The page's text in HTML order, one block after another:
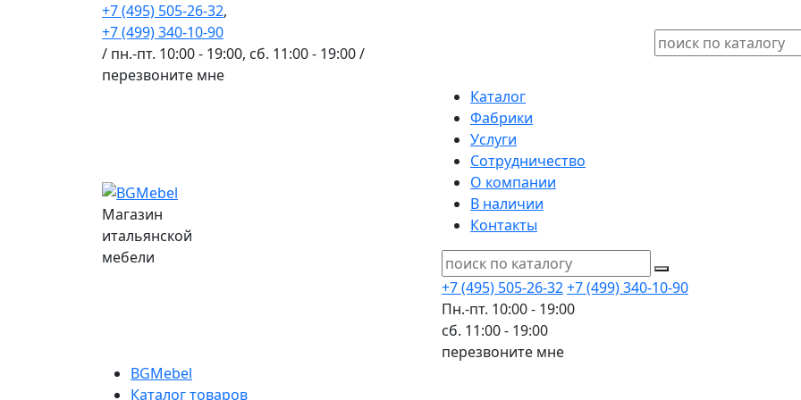
+7 (495) 505-26-32,
+7 (499) 340-10-90
/ пн.-пт. 10:00 - 19:00, сб. 11:00 - 19:00 /
перезвоните мне
Магазин
итальянской
мебели
Каталог
Фабрики
Услуги
Сотрудничество
О компании
В наличии
Контакты
+7 (495) 505-26-32+7 (499) 340-10-90
Пн.-пт. 10:00 - 19:00
сб. 11:00 - 19:00
перезвоните мне
BGMebel
Каталог товаров